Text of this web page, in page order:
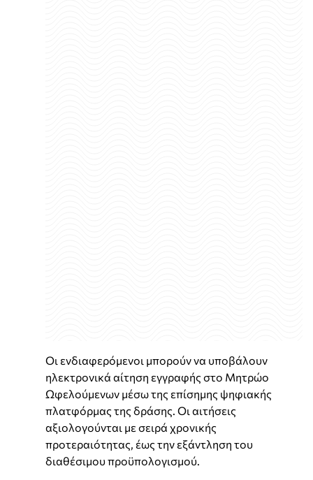
Οι ενδιαφερόμενοι μπορούν να υποβάλουν
ηλεκτρονικά αίτηση εγγραφής στο Μητρώο
Ωφελούμενων μέσω της επίσημης ψηφιακής
πλατφόρμας της δράσης. Οι αιτήσεις
αξιολογούνται με σειρά χρονικής
προτεραιότητας, έως την εξάντληση του
διαθέσιμου προϋπολογισμού.